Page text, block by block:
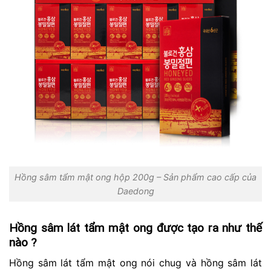
Hồng sâm tẩm mật ong hộp 200g – Sản phẩm cao cấp của
Daedong
Hồng sâm lát tẩm mật ong được tạo ra như thế
nào ?
Hồng sâm lát tẩm mật ong nói chug và hồng sâm lát